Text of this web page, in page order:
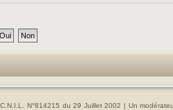
N°814215 du 29 Juillet 2002 | Un